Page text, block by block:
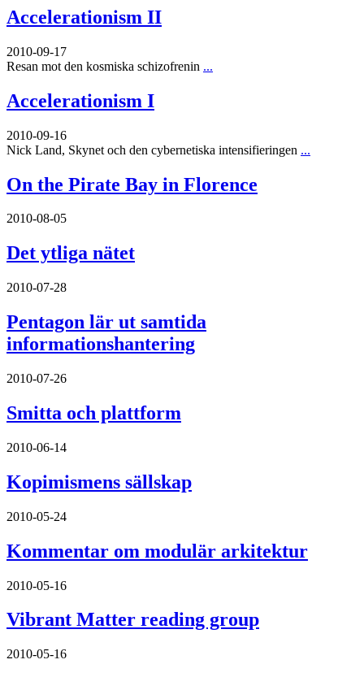
Accelerationism II
2010-09-17
Resan mot den kosmiska schizofrenin ...
Accelerationism I
2010-09-16
Nick Land, Skynet och den cybernetiska intensifieringen ...
On the Pirate Bay in Florence
2010-08-05
Det ytliga nätet
2010-07-28
Pentagon lär ut samtida
informationshantering
2010-07-26
Smitta och plattform
2010-06-14
Kopimismens sällskap
2010-05-24
Kommentar om modulär arkitektur
2010-05-16
Vibrant Matter reading group
2010-05-16